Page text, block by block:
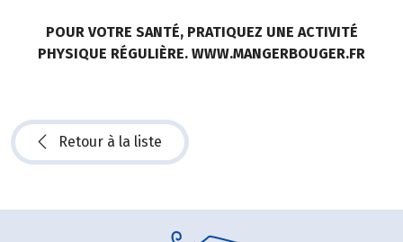
POUR VOTRE SANTÉ, PRATIQUEZ UNE ACTIVITÉ
PHYSIQUE RÉGULIÈRE. WWW.MANGERBOUGER.FR
Retour à la liste